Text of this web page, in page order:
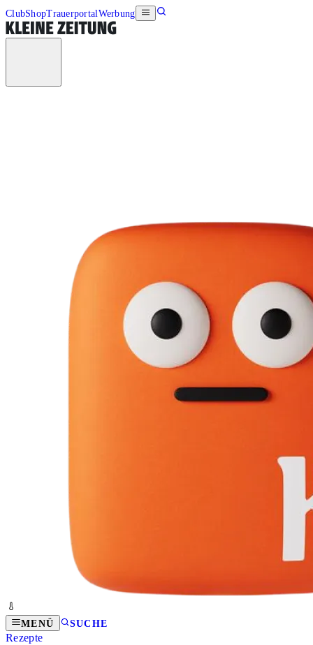
ClubShopTrauerportalWerbung
MENÜ SUCHE
Rezepte